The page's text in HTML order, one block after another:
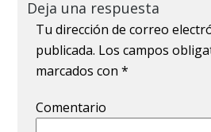
Deja una respuesta
Tu dirección de correo
publicada. Los campos
marcados con*
Comentario